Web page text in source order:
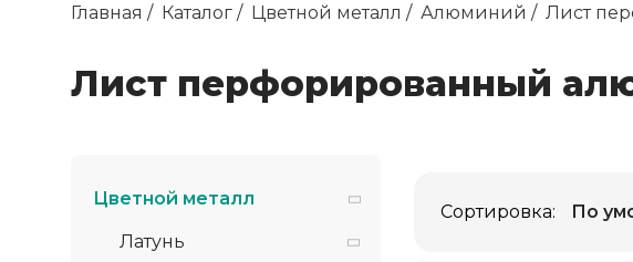
Главная Каталог Цветной металл Алюминий Лист
Лист перфорированный
Цветной металл
Латунь
Сортировка: